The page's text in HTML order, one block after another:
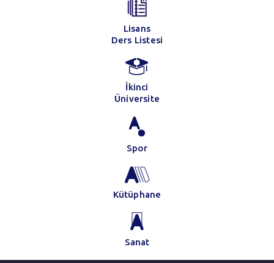
Lisans
Ders Listesi
İkinci
Üniversite
Spor
Kütüphane
Sanat